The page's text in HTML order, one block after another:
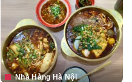
Nhà Hàng Hà Nội